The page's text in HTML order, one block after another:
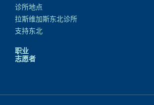
诊所地点
拉斯维加斯东北诊所
支持东北
职业
志愿者